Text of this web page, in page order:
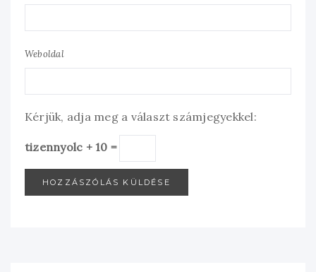
Weboldal
Kérjük, adja meg a választ számjegyekkel:
tizennyolc + 10 =